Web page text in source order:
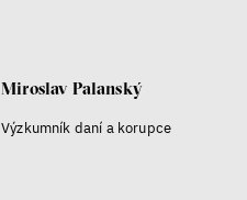
Miroslav Palanský
Výzkumník daní a korupce